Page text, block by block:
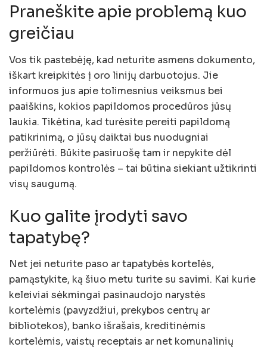
Praneškite apie problemą kuo
greičiau
Vos tik pastebėję, kad neturite asmens dokumento,
iškart kreipkitės į oro linijų darbuotojus. Jie
informuos jus apie tolimesnius veiksmus bei
paaiškins, kokios papildomos procedūros jūsų
laukia. Tikėtina, kad turėsite pereiti papildomą
patikrinimą, o jūsų daiktai bus nuodugniai
peržiūrėti. Būkite pasiruošę tam ir nepykite dėl
papildomos kontrolės – tai būtina siekiant užtikrinti
visų saugumą.
Kuo galite įrodyti savo
tapatybę?
Net jei neturite paso ar tapatybės kortelės,
pamąstykite, ką šiuo metu turite su savimi. Kai kurie
keleiviai sėkmingai pasinaudojo narystės
kortelėmis (pavyzdžiui, prekybos centrų ar
bibliotekos), banko išrašais, kreditinėmis
kortelėmis, vaistų receptais ar net komunalinių